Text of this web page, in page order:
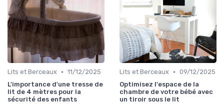
Lits et Berceaux • 11/12/2025
L'importance d'une tresse de
lit de 4 mètres pour la
sécurité des enfants
Lits et Berceaux • 09/12/2025
Optimisez l'espace de la
chambre de votre bébé avec
un tiroir sous le lit